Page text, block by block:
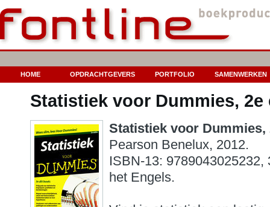
HOME OPDRACHTGEVERS PORTFOLIO SAMENWERKEN
Statistiek voor Dummies, 2e
Statistiek voor Dummies,
Pearson Benelux, 2012.
ISBN-13: 9789043025232,
het Engels.